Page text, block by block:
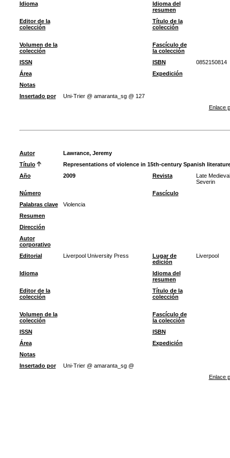
Idioma
Idioma del
resumen
Editor de la
colección
Título de la
colección
Volumen de la
colección
Fascículo de
la colección
ISSN
ISBN
0852150814
Área
Expedición
Notas
Insertado por
Uni-Trier @ amaranta_sg @ 127
Enlace
Autor
Lawrance, Jeremy
Título
Representations of violence in 15th-century Spanish
Año
2009 Revista
Late
Severin
Número
Fascículo
Palabras clave
Violencia
Resumen
Dirección
Autor
corporativo
Editorial
Liverpool University Press
Lugar de
edición
Liverpool
Idioma
Idioma del
resumen
Editor de la
colección
Título de la
colección
Volumen de la
colección
Fascículo de
la colección
ISSN
ISBN
Área
Expedición
Notas
Insertado por
Uni-Trier @ amaranta_sg @
Enlace